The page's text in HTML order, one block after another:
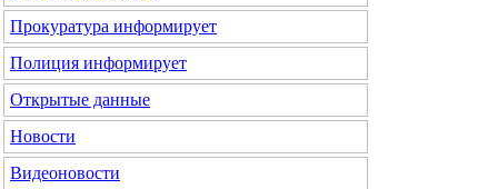
Прокуратура информирует
Полиция информирует
Открытые данные
Новости
Видеоновости